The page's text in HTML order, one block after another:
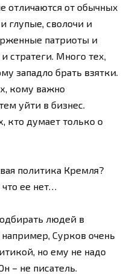
отличаются от обычных
глупые, сволочи и
патриоты и
Много тех,
западло брать взятки.
кому важно
уйти в бизнес.
кто думает только о
политика Кремля?
ее нет…
людей в
Сурков очень
но ему не надо
– не писатель.